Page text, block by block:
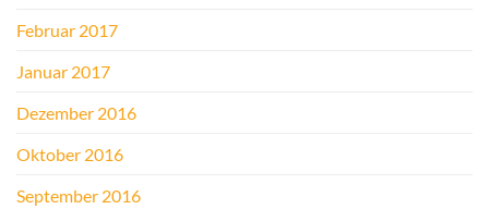
Februar 2017
Januar 2017
Dezember 2016
Oktober 2016
September 2016